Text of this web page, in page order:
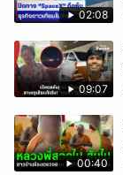
02:08
09:07
00:40